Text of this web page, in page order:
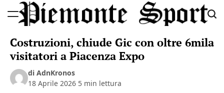
to
Sport
Costruzioni, chiude Gic con oltre 6mila
visitatori a Piacenza Expo
di AdnKronos
18 Aprile 2026 5 min lettura